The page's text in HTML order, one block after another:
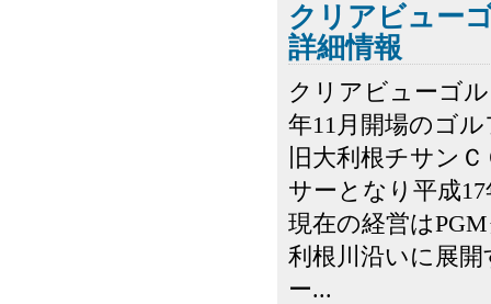
クリアビュー
詳細情報
クリアビューゴ
年11月開場のゴ
旧大利根チサン
サーとなり平成
現在の経営は
利根川沿いに展
ー...